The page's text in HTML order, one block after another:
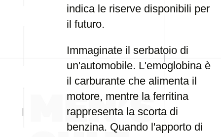
indica le riserve disponibili per
il futuro.
Immaginate il serbatoio di
un'automobile. L'emoglobina è
il carburante che alimenta il
motore, mentre la ferritina
rappresenta la scorta di
benzina. Quando l'apporto di